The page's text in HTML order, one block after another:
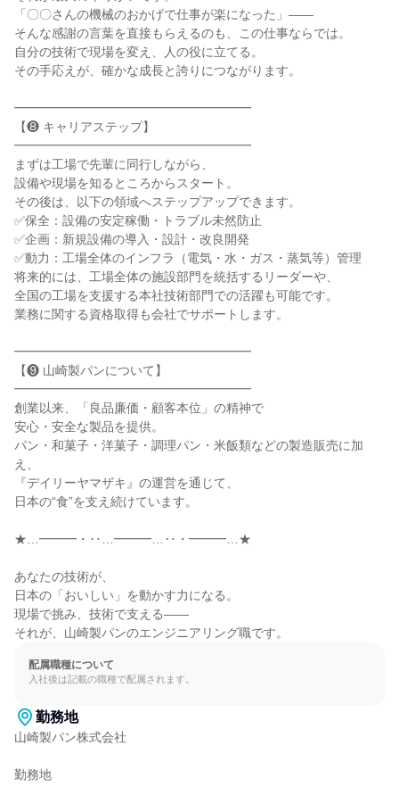
「〇〇さんの機械のおかげで仕事が楽になった」――
そんな感謝の言葉を直接もらえるのも、この仕事ならでは。
自分の技術で現場を変え、人の役に立てる。
その手応えが、確かな成長と誇りにつながります。
━━━━━━━━━━━━━━━━━━━
【❽ キャリアステップ】
━━━━━━━━━━━━━━━━━━━
まずは工場で先輩に同行しながら、
設備や現場を知るところからスタート。
その後は、以下の領域へステップアップできます。
✅保全：設備の安定稼働・トラブル未然防止
✅企画：新規設備の導入・設計・改良開発
✅動力：工場全体のインフラ（電気・水・ガス・蒸気等）管理
将来的には、工場全体の施設部門を統括するリーダーや、
全国の工場を支援する本社技術部門での活躍も可能です。
業務に関する資格取得も会社でサポートします。
━━━━━━━━━━━━━━━━━━━
【❾ 山崎製パンについて】
━━━━━━━━━━━━━━━━━━━
創業以来、「良品廉価・顧客本位」の精神で
安心・安全な製品を提供。
パン・和菓子・洋菓子・調理パン・米飯類などの製造販売に加
え、
『デイリーヤマザキ』の運営を通じて、
日本の“食”を支え続けています。
★…━━━・‥…━━━…‥・━━━…★
あなたの技術が、
日本の「おいしい」を動かす力になる。
現場で挑み、技術で支える――
それが、山崎製パンのエンジニアリング職です。
配属職種について
入社後は記載の職種で配属されます。
勤務地
山崎製パン株式会社
勤務地